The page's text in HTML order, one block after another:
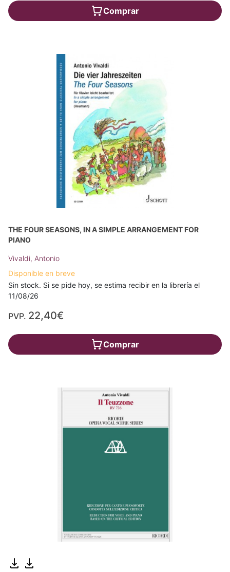
Comprar
THE FOUR SEASONS, IN A SIMPLE ARRANGEMENT FOR
PIANO
Vivaldi, Antonio
Disponible en breve
Sin stock. Si se pide hoy, se estima recibir en la librería el
11/08/26
PVP. 22,40€
Comprar